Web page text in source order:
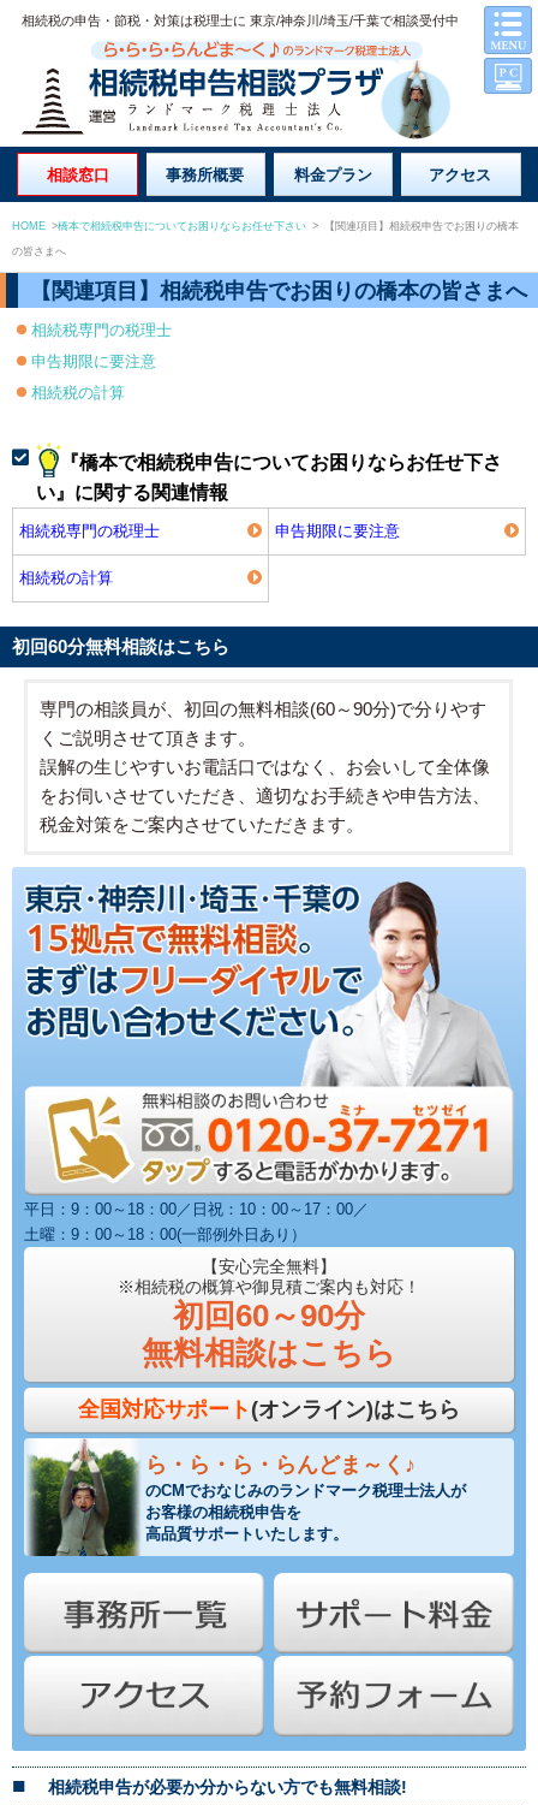
相続税の申告・節税・対策は税理士に 東京/神奈川/埼玉/千葉で相談受付中
相談窓口 事務所概要 料金プラン アクセス
HOME >橋本で相続税申告についてお困りならお任せ下さい > 【関連項目】相続税申告でお困りの橋本
の皆さまへ
【関連項目】相続税申告でお困りの橋本の皆さまへ
相続税専門の税理士
申告期限に要注意
相続税の計算
『橋本で相続税申告についてお困りならお任せ下さ
い』に関する関連情報
相続税専門の税理士 申告期限に要注意
相続税の計算
初回60分無料相談はこちら
専門の相談員が、初回の無料相談(60～90分)で分りやす
くご説明させて頂きます。
誤解の生じやすいお電話口ではなく、お会いして全体像
をお伺いさせていただき、適切なお手続きや申告方法、
税金対策をご案内させていただきます。
平日：9：00～18：00／日祝：10：00～17：00／
土曜：9：00～18：00(一部例外日あり）
【安心完全無料】
※相続税の概算や御見積ご案内も対応！
初回60～90分
無料相談はこちら
全国対応サポート(オンライン)はこちら
ら・ら・ら・らんどま～く♪
のCMでおなじみのランドマーク税理士法人が
お客様の相続税申告を
高品質サポートいたします。
相続税申告が必要か分からない方でも無料相談!